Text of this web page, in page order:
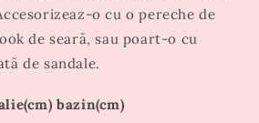
o cu o pereche de
de seară, sau poart-o cu
de sandale.
bazin(cm)